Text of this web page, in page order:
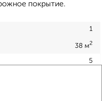
покрытие.
1
38 м2
5